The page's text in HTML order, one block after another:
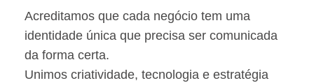
Acreditamos que cada negócio tem uma
identidade única que precisa ser comunicada
da forma certa.
Unimos criatividade, tecnologia e estratégia